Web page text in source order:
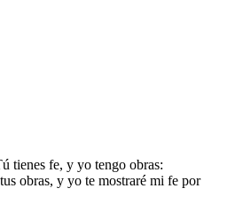
tienes fe, y yo tengo obras:
obras, y yo te mostraré mi fe por